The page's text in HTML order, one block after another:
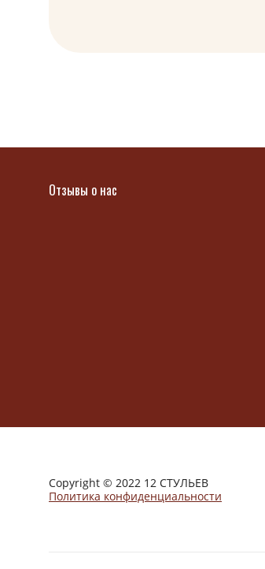
Отзывы о нас
Copyright © 2022 12 СТУЛЬЕВ
Политика конфиденциальности